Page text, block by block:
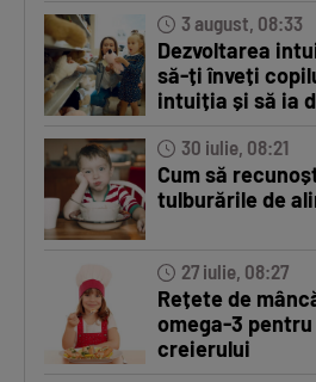
3 august, 08:33
Dezvoltarea
să-ți înveți
intuiția și să ia
30 iulie, 08:21
Cum să
tulburările de
27 iulie, 08:27
Rețete de
omega-3
creierului